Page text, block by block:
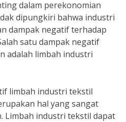
dalam perekonomian
dipungkiri bahwa industri
dampak negatif terhadap
satu dampak negatif
adalah limbah industri
limbah industri tekstil
hal yang sangat
Limbah industri tekstil dapat